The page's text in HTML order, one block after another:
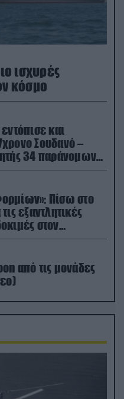
ισχυρές
κόσμο
και
Σουδανό –
34 παράνομων
Πίσω στο
εξαντλητικές
από τις μονάδες